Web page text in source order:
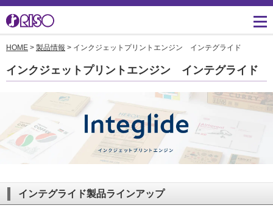
お役立ち記事
素材ダウンロード
閉じる
よくあるご質問（FAQ）
製品についてのお問い合
わせ一覧
ダウンロード
消耗品情報
閉じる
理想科学のものづくり
数字でわかる理想科学
RISO ART
マネジメント
事業拠点一覧
採用情報
HOME > 製品情報 > インクジェットプリントエンジン インテグライド
インクジェットプリントエンジン インテグライド
インテグライド製品ラインアップ